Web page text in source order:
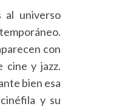
al universo
con
cine y jazz.
bien esa
y su